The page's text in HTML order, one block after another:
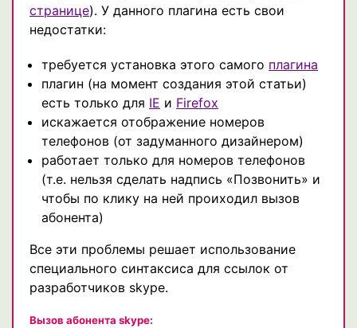
странице). У данного плагина есть свои
недостатки:
требуется установка этого самого плагина
плагин (на момент создания этой статьи)
есть только для IE и Firefox
искажается отображение номеров
телефонов (от задуманного дизайнером)
работает только для номеров телефонов
(т.е. нельзя сделать надпись «Позвонить» и
чтобы по клику на ней проиходил вызов
абонента)
Все эти проблемы решает использование
специального синтаксиса для ссылок от
разработчиков skype.
Вызов абонента skype: